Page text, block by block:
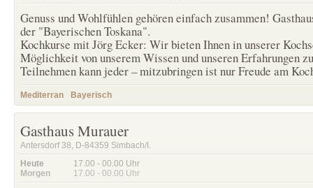
Genuss und Wohlfühlen gehören einfach zusammen!
der "Bayerischen Toskana".
Kochkurse mit Jörg Ecker: Wir bieten Ihnen in unserer
Möglichkeit von unserem Wissen und unseren Erfahrungen
Teilnehmen kann jeder – mitzubringen ist nur Freude am
Mediterran Bayerisch
Gasthaus Murauer
Antersdorf 38, D-84359 Simbach/I.
Heute
Morgen
17.00 - 00.00 Uhr
17.00 - 00.00 Uhr